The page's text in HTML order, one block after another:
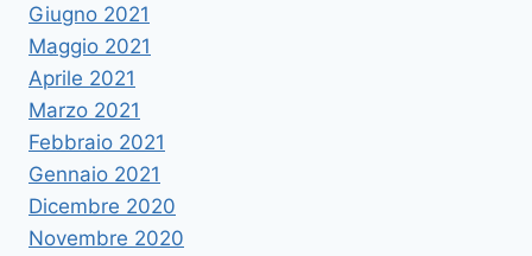
Giugno 2021
Maggio 2021
Aprile 2021
Marzo 2021
Febbraio 2021
Gennaio 2021
Dicembre 2020
Novembre 2020